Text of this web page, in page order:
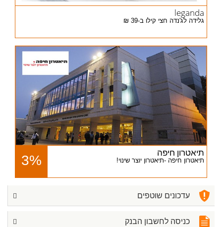
leganda
גלידה לג'נדה חצי קילו ב-39 ₪
תיאטרון חיפה
תיאטרון חיפה -תיאטרון יוצר שינוי! 3%
עדכונים שוטפים
כניסה לחשבון הבנק